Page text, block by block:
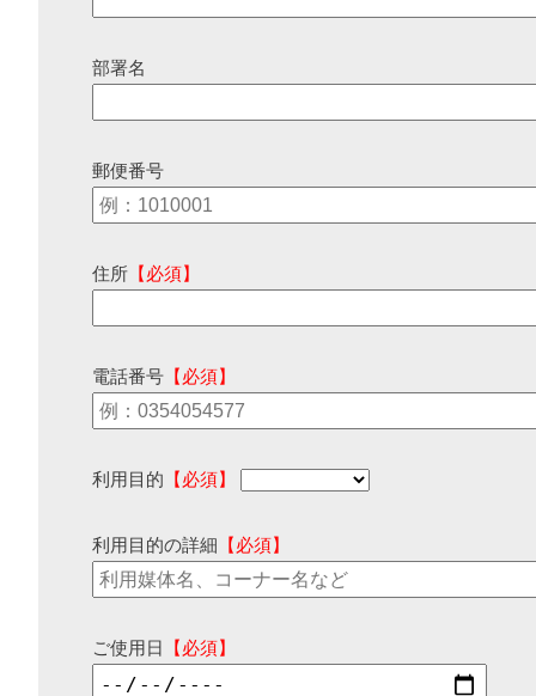
部署名
郵便番号
住所 【必須】
電話番号 【必須】
利用目的 【必須】
利用目的の詳細 【必須】
ご使用日 【必須】